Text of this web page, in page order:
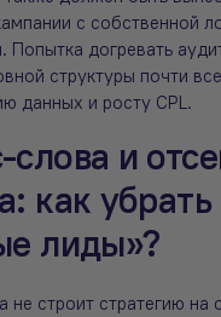
с собственной
Попытка догревать
структуры почти
данных и росту CPL.
и
как убрать
лиды»?
не строит стратегию на